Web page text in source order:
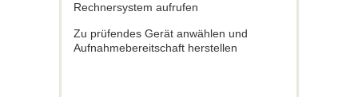
Rechnersystem aufrufen
Zu prüfendes Gerät anwählen und
Aufnahmebereitschaft herstellen